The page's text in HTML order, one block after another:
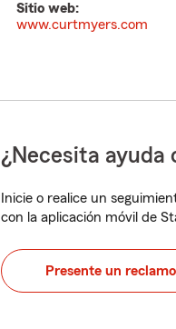
Sitio web:
www.curtmyers.com
¿Necesita ayuda
Inicie o realice un
con la aplicación móvil de
Presente un reclamo